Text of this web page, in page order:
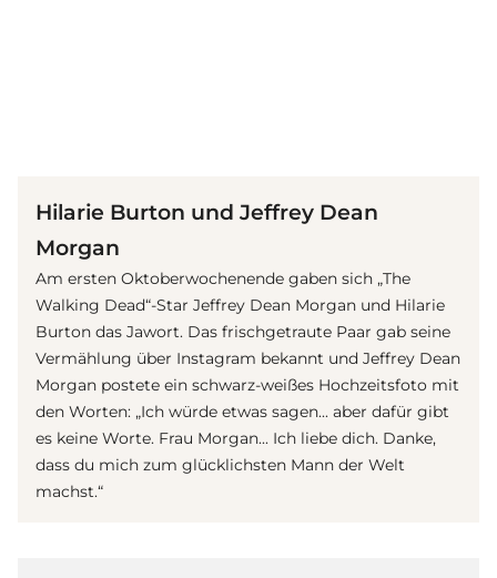
Hilarie Burton und Jeffrey Dean
Morgan
Am ersten Oktoberwochenende gaben sich „The
Walking Dead“-Star Jeffrey Dean Morgan und Hilarie
Burton das Jawort. Das frischgetraute Paar gab seine
Vermählung über Instagram bekannt und Jeffrey Dean
Morgan postete ein schwarz-weißes Hochzeitsfoto mit
den Worten: „Ich würde etwas sagen... aber dafür gibt
es keine Worte. Frau Morgan... Ich liebe dich. Danke,
dass du mich zum glücklichsten Mann der Welt
machst.“